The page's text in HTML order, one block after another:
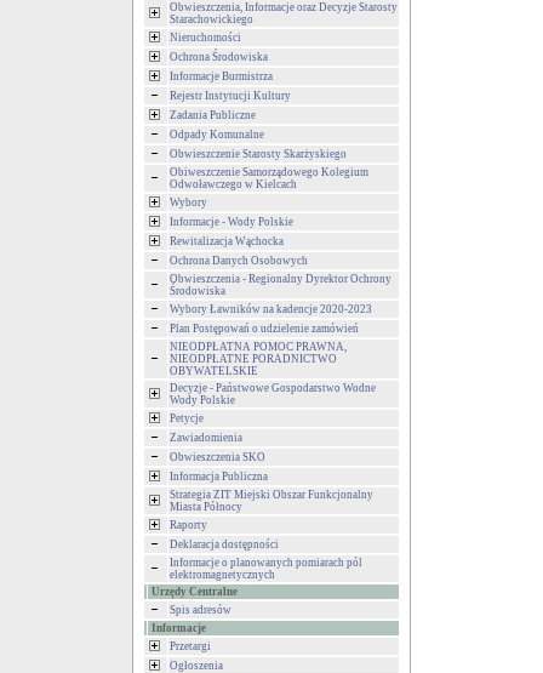
Obwieszczenia, Informacje oraz Decyzje Starosty
Starachowickiego
Nieruchomości
Ochrona Środowiska
Informacje Burmistrza
Rejestr Instytucji Kultury
Zadania Publiczne
Odpady Komunalne
Obwieszczenie Starosty Skarżyskiego
Obiweszczenie Samorządowego Kolegium
Odwoławczego w Kielcach
Wybory
Informacje - Wody Polskie
Rewitalizacja Wąchocka
Ochrona Danych Osobowych
Obwieszczenia - Regionalny Dyrektor Ochrony
Środowiska
Wybory Ławników na kadencje 2020-2023
Plan Postępowań o udzielenie zamówień
NIEODPŁATNA POMOC PRAWNA,
NIEODPŁATNE PORADNICTWO
OBYWATELSKIE
Decyzje - Państwowe Gospodarstwo Wodne
Wody Polskie
Petycje
Zawiadomienia
Obwieszczenia SKO
Informacja Publiczna
Strategia ZIT Miejski Obszar Funkcjonalny
Miasta Północy
Raporty
Deklaracja dostępności
Informacje o planowanych pomiarach pól
elektromagnetycznych
Urzędy Centralne
Spis adresów
Informacje
Przetargi
Ogłoszenia